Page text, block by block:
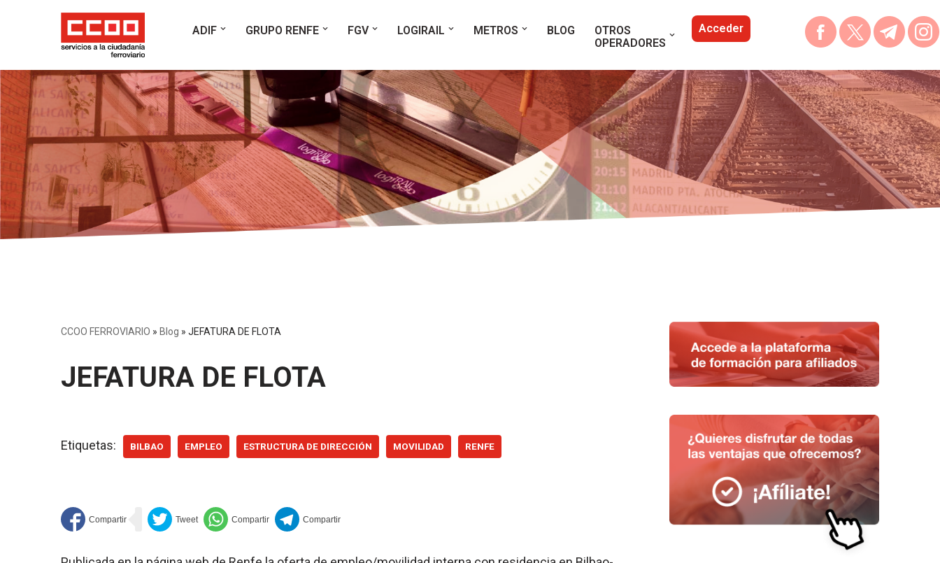
contenido
ADIF GRUPO RENFE FGV LOGIRAIL METROS BLOG
OTROS
OPERADORES
Acceder
CCOO FERROVIARIO » Blog » JEFATURA DE FLOTA
JEFATURA DE FLOTA
Etiquetas: BILBAO EMPLEO ESTRUCTURA DE DIRECCIÓN MOVILIDAD RENFE